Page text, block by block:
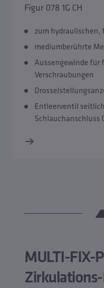
Figur 078 1G CH
zum hydraulischen,
mediumberührte
Aussengewinde für
Verschraubungen
Entleerventil
Schlauchanschluss
MULTI-FIX-